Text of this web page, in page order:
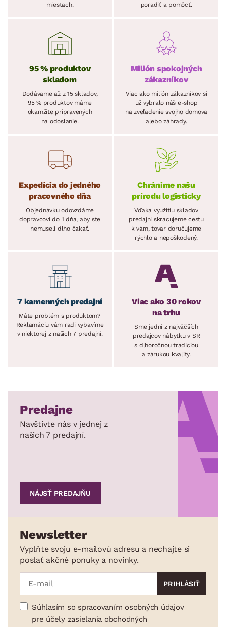
miestach.
poradiť a pomôcť.
95 % produktov
skladom
Dodávame až z 15 skladov,
95 % produktov máme
okamžite pripravených
na odoslanie.
Milión spokojných
zákazníkov
Viac ako milión zákazníkov si
už vybralo náš e-shop
na zveľadenie svojho domova
alebo záhrady.
Expedícia do jedného
pracovného dňa
Objednávku odovzdáme
dopravcovi do 1 dňa, aby ste
nemuseli dlho čakať.
Chránime našu
prírodu logisticky
Vďaka využitiu skladov
predajní skracujeme cestu
k vám, tovar doručujeme
rýchlo a nepoškodený.
7 kamenných predajní
Máte problém s produktom?
Reklamáciu vám radi vybavíme
v niektorej z našich 7 predajní.
Viac ako 30 rokov
na trhu
Sme jedni z najväčších
predajcov nábytku v SR
s dlhoročnou tradíciou
a zárukou kvality.
Predajne
Navštívte nás v jednej z
našich 7 predajní.
NÁJSŤ PREDAJŇU
Newsletter
Vyplňte svoju e-mailovú adresu a nechajte si
poslať akčné ponuky a novinky.
Súhlasím so spracovaním osobných údajov
pre účely zasielania obchodných